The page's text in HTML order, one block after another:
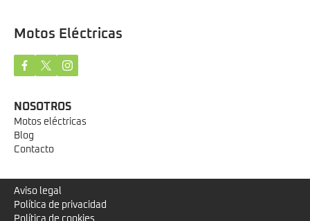
Motos Eléctricas
NOSOTROS
Motos eléctricas
Blog
Contacto
Aviso legal
Política de privacidad
Política de cookies